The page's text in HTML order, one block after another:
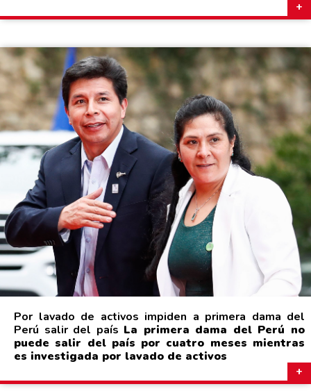
Por lavado de activos impiden a primera dama del
Perú salir del país La primera dama del Perú no
puede salir del país por cuatro meses mientras
es investigada por lavado de activos